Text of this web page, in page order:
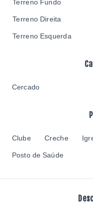
Cercado
Clube Creche
Posto de Saúde
Terreno Fundo
Terreno Direita
Terreno Esquerda